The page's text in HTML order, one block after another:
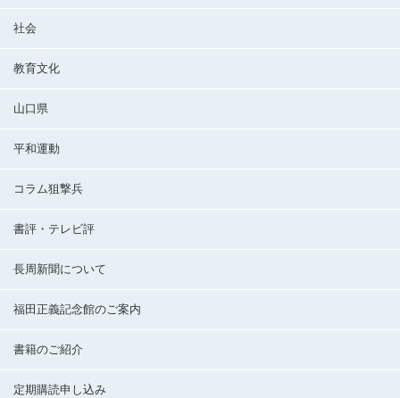
社会
教育文化
山口県
平和運動
コラム狙撃兵
書評・テレビ評
長周新聞について
福田正義記念館のご案内
書籍のご紹介
定期購読申し込み